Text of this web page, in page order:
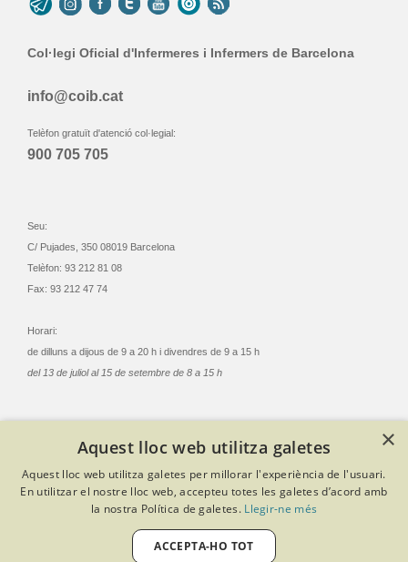
Col·legi Oficial d'Infermeres i Infermers de Barcelona
info@coib.cat
Telèfon gratuït d'atenció col·legial:
900 705 705
Seu:
C/ Pujades, 350 08019 Barcelona
Telèfon: 93 212 81 08
Fax: 93 212 47 74
Horari:
de dilluns a dijous de 9 a 20 h i divendres de 9 a 15 h
del 13 de juliol al 15 de setembre de 8 a 15 h
© Col·legi Oficial Infermeres i Infermers de Barcelona
Criteris de privacitat
Política de cookies
Avís legal
Política de protecció de dades
Política de qualitat
Desenvolupat amb Softeng Portal Builder
×
Aquest lloc web utilitza galetes
Aquest lloc web utilitza galetes per millorar l'experiència de l'usuari.
En utilitzar el nostre lloc web, accepteu totes les galetes d’acord amb
la nostra Política de galetes. Llegir-ne més
ACCEPTA-HO TOT